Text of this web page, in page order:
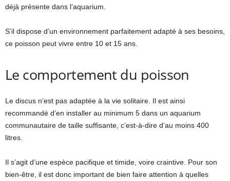
déjà présente dans l’aquarium.
S’il dispose d’un environnement parfaitement adapté à ses besoins,
ce poisson peut vivre entre 10 et 15 ans.
Le comportement du poisson
Le discus n’est pas adaptée à la vie solitaire. Il est ainsi
recommandé d’en installer au minimum 5 dans un aquarium
communautaire de taille suffisante, c’est-à-dire d’au moins 400
litres.
Il s’agit d’une espèce pacifique et timide, voire craintive. Pour son
bien-être, il est donc important de bien faire attention à quelles